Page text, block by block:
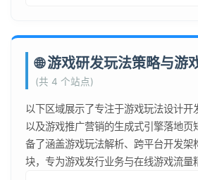
🌐 游戏研发玩法策略与游
(共 4 个站点)
以下区域展示了专注于游戏玩法设计开
以及游戏推广营销的生成式引擎落地页
备了涵盖游戏玩法解析、跨平台开发架
块，专为游戏发行业务与在线游戏流量